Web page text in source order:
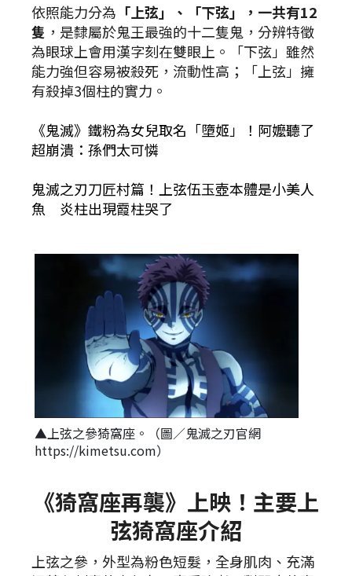
依照能力分為 「上弦」、「下弦」，一共有12
隻 ，是隸屬於鬼王最強的十二隻鬼，分辨特徵
為眼球上會用漢字刻在雙眼上。「下弦」雖然
能力強但容易被殺死，流動性高；「上弦」擁
有殺掉3個柱的實力。
《鬼滅》鐵粉為女兒取名「墮姬」！阿嬤聽了
超崩潰：孫們太可憐
鬼滅之刃刀匠村篇！上弦伍玉壺本體是小美人
魚 炎柱出現霞柱哭了
《猗窩座再襲》上映！主要上
弦猗窩座介紹
上弦之參，外型為粉色短髮，全身肌肉、充滿
▲上弦之參猗窩座。（圖／鬼滅之刃官網
https://kimetsu.com）